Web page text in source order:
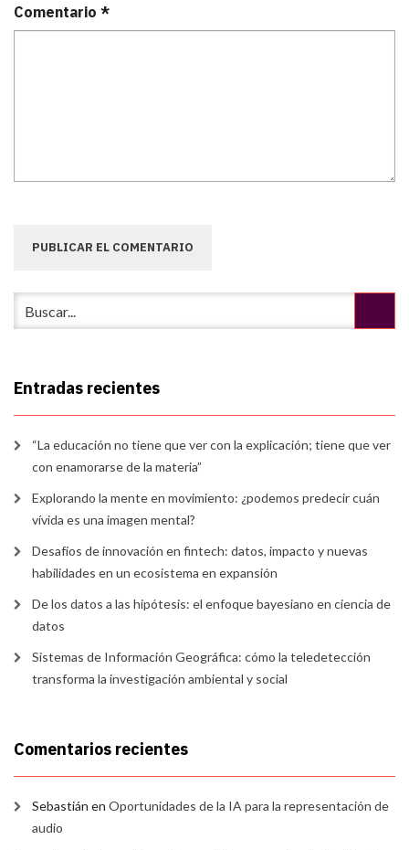
Comentario *
Entradas recientes
“La educación no tiene que ver con la explicación; tiene que ver
con enamorarse de la materia”
Explorando la mente en movimiento: ¿podemos predecir cuán
vívida es una imagen mental?
Desafíos de innovación en fintech: datos, impacto y nuevas
habilidades en un ecosistema en expansión
De los datos a las hipótesis: el enfoque bayesiano en ciencia de
datos
Sistemas de Información Geográfica: cómo la teledetección
transforma la investigación ambiental y social
Comentarios recientes
Sebastián en Oportunidades de la IA para la representación de
audio